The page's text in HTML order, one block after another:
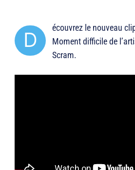
D
écouvrez le nouveau
Moment difficile de
Scram.